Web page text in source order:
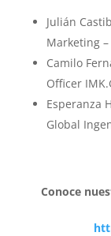
Julián
Marketing –
Camilo
Officer
Esperanza
Global
Conoce